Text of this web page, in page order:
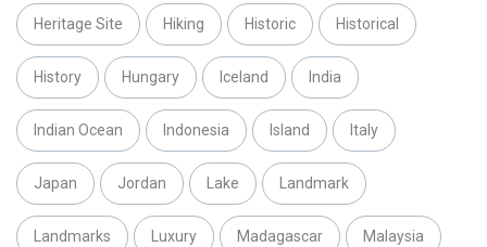
Heritage Site Hiking Historic Historical
History Hungary Iceland India
Indian Ocean Indonesia Island Italy
Japan Jordan Lake Landmark
Landmarks Luxury Madagascar Malaysia